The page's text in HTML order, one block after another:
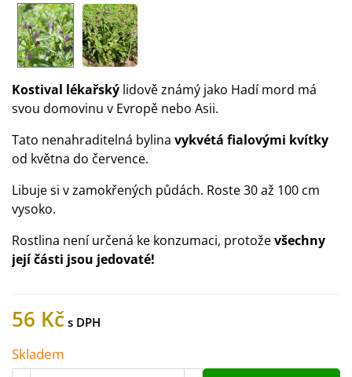
Kostival lékařský lidově známý jako Hadí mord má
svou domovinu v Evropě nebo Asii.
Tato nenahraditelná bylina vykvétá fialovými kvítky
od května do července.
Libuje si v zamokřených půdách. Roste 30 až 100 cm
vysoko.
Rostlina není určená ke konzumaci, protoževšechny
její části jsou jedovaté!
56 Kč
Skladem